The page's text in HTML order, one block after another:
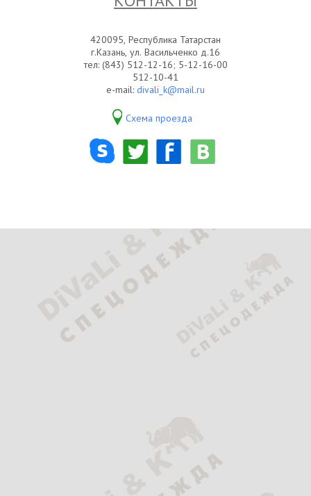
420095, Республика Татарстан
г.Казань, ул. Васильченко д.16
тел: (843) 512-12-16; 5-12-16-00
512-10-41
e-mail: divali_k@mail.ru
Схема проезда